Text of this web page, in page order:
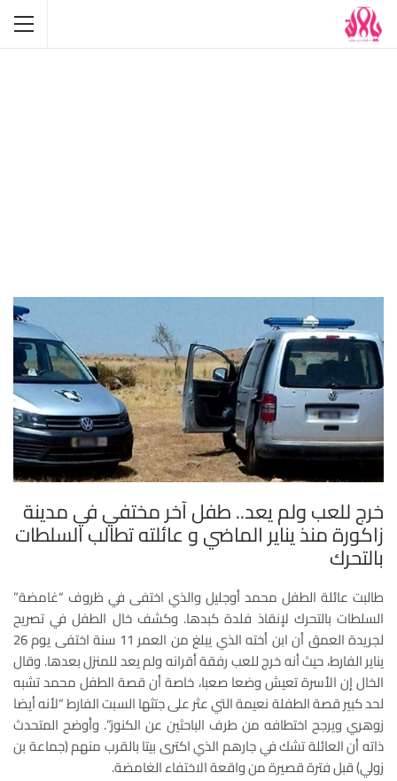
خرج للعب ولم يعد.. طفل آخر مختفي في مدينة
زاكورة منذ يناير الماضي و عائلته تطالب السلطات
بالتحرك
طالبت عائلة الطفل محمد أوجليل والذي اختفى في ظروف “غامضة”
السلطات بالتحرك لإنقاذ فلدة كبدها. وكشف خال الطفل في تصريح
لجريدة العمق أن ابن أخته الذي يبلغ من العمر 11 سنة اختفى يوم 26
يناير الفارط، حيث أنه خرج للعب رفقة أقرانه ولم يعد للمنزل بعدها. وقال
الخال إن الأسرة تعيش وضعا صعبا، خاصة أن قصة الطفل محمد تشبه
لحد كبير قصة الطفلة نعيمة التي عثر على جتثها السبت الفارط “لأنه أيضا
زوهري ويرجح اختطافه من طرف الباحثين عن الكنوز”. وأوضح المتحدث
ذاته أن العائلة تشك في جارهم الذي اكترى بيتا بالقرب منهم (جماعة بن
زولي) قبل فترة قصيرة من واقعة الاختفاء الغامضة.